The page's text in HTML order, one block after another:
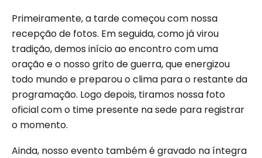
Primeiramente, a tarde começou com nossa
recepção de fotos. Em seguida, como já virou
tradição, demos início ao encontro com uma
oração e o nosso grito de guerra, que energizou
todo mundo e preparou o clima para o restante da
programação. Logo depois, tiramos nossa foto
oficial com o time presente na sede para registrar
o momento.
Ainda, nosso evento também é gravado na íntegra